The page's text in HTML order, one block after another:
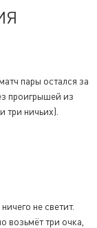
пары остался за
проигрышей из
три ничьих).
не светит.
три очка,